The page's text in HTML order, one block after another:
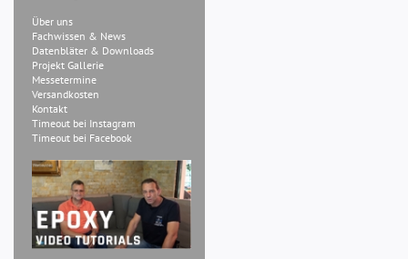
Über uns
Fachwissen & News
Datenbläter & Downloads
Projekt Gallerie
Messetermine
Versandkosten
Kontakt
Timeout bei Instagram
Timeout bei Facebook